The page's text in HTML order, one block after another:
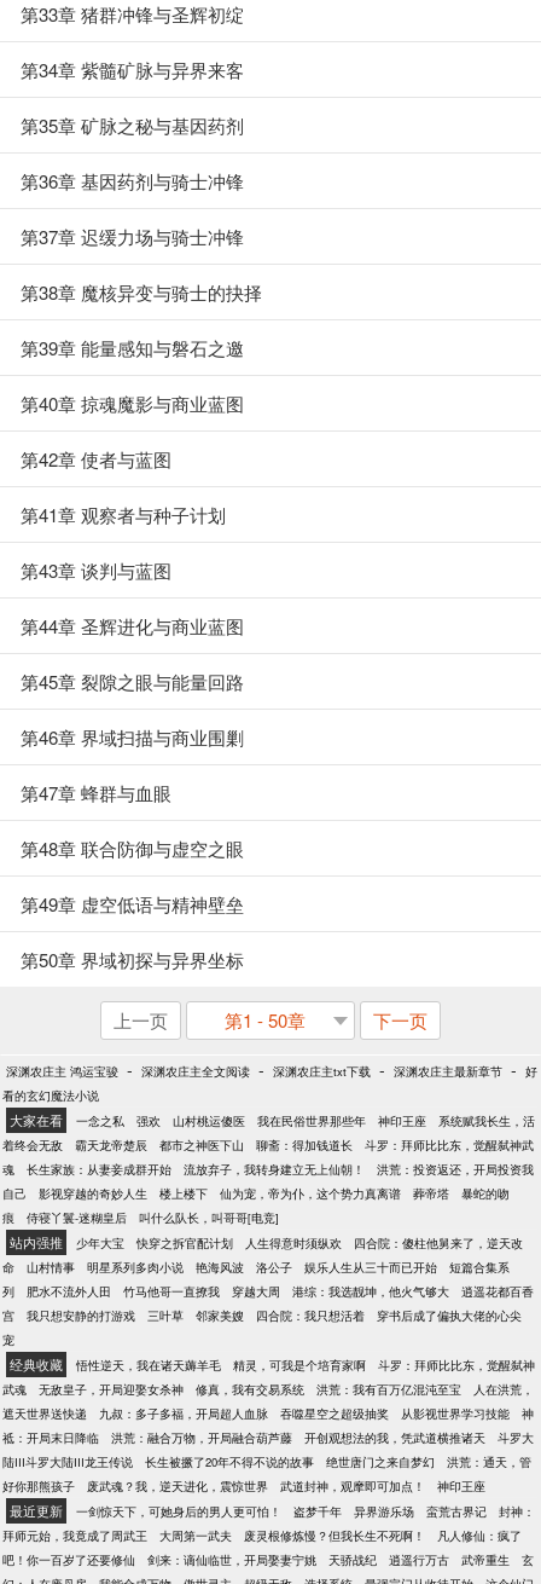
第33章 猪群冲锋与圣辉初绽
第34章 紫髓矿脉与异界来客
第35章 矿脉之秘与基因药剂
第36章 基因药剂与骑士冲锋
第37章 迟缓力场与骑士冲锋
第38章 魔核异变与骑士的抉择
第39章 能量感知与磐石之邀
第40章 掠魂魔影与商业蓝图
第42章 使者与蓝图
第41章 观察者与种子计划
第43章 谈判与蓝图
第44章 圣辉进化与商业蓝图
第45章 裂隙之眼与能量回路
第46章 界域扫描与商业围剿
第47章 蜂群与血眼
第48章 联合防御与虚空之眼
第49章 虚空低语与精神壁垒
第50章 界域初探与异界坐标
上一页 第1 - 50章 下一页
深渊农庄主 鸿运宝骏 - 深渊农庄主全文阅读 - 深渊农庄主txt下载 - 深渊农庄主最新章节 - 好
看的玄幻魔法小说
大家在看 一念之私 强欢 山村桃运傻医 我在民俗世界那些年 神印王座
系统赋我长生，活
着终会无敌
霸天龙帝楚辰 都市之神医下山 聊斋：得加钱道长
斗罗：拜师比比东，觉醒弑神武
魂
长生家族：从妻妾成群开始 流放弃子，我转身建立无上仙朝！
洪荒：投资返还，开局投资我
自己
影视穿越的奇妙人生 楼上楼下 仙为宠，帝为仆，这个势力真离谱 葬帝塔
暴蛇的吻
痕
侍寝丫鬟-迷糊皇后 叫什么队长，叫哥哥[电竞]
站内强推 少年大宝 快穿之拆官配计划 人生得意时须纵欢
四合院：傻柱他舅来了，逆天改
命
山村情事 明星系列多肉小说 艳海风波 洛公子 娱乐人生从三十而已开始
短篇合集系
列
肥水不流外人田 竹马他哥一直撩我 穿越大周 港综：我选靓坤，他火气够大
逍遥花都百香
宫
我只想安静的打游戏 三叶草 邻家美嫂 四合院：我只想活着
穿书后成了偏执大佬的心尖
宠
经典收藏 悟性逆天，我在诸天薅羊毛 精灵，可我是个培育家啊
斗罗：拜师比比东，觉醒弑神
武魂
无敌皇子，开局迎娶女杀神 修真，我有交易系统 洪荒：我有百万亿混沌至宝
人在洪荒，
遮天世界送快递
九叔：多子多福，开局超人血脉 吞噬星空之超级抽奖 从影视世界学习技能
神
祗：开局末日降临
洪荒：融合万物，开局融合葫芦藤 开创观想法的我，凭武道横推诸天
斗罗大
陆III斗罗大陆III龙王传说
长生被撅了20年不得不说的故事 绝世唐门之来自梦幻
洪荒：通天，管
好你那熊孩子
废武魂？我，逆天进化，震惊世界 武道封神，观摩即可加点！ 神印王座
最近更新 一剑惊天下，可她身后的男人更可怕！ 盗梦千年 异界游乐场 蛮荒古界记
封神：
拜师元始，我竟成了周武王
大周第一武夫 废灵根修炼慢？但我长生不死啊！
凡人修仙：疯了
吧！你一百岁了还要修仙
剑来：谪仙临世，开局娶妻宁姚 天骄战纪 逍遥行万古 武帝重生
玄